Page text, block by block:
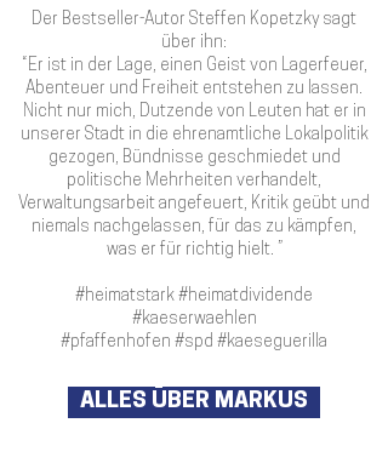
Der Bestseller-Autor Steffen Kopetzky sagt
über ihn:
“Er ist in der Lage, einen Geist von Lagerfeuer,
Abenteuer und Freiheit entstehen zu lassen.
Nicht nur mich, Dutzende von Leuten hat er in
unserer Stadt in die ehrenamtliche Lokalpolitik
gezogen, Bündnisse geschmiedet und
politische Mehrheiten verhandelt,
Verwaltungsarbeit angefeuert, Kritik geübt und
niemals nachgelassen, für das zu kämpfen,
was er für richtig hielt. ”
#heimatstark #heimatdividende
#kaeserwaehlen
#pfaffenhofen #spd #kaeseguerilla
ALLES ÜBER MARKUS